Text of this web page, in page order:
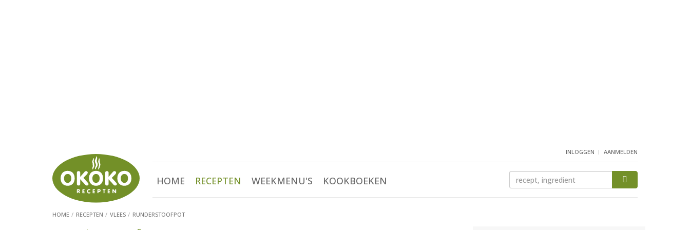
INLOGGEN AANMELDEN
HOME RECEPTEN WEEKMENU'S KOOKBOEKEN
HOME RECEPTEN VLEES RUNDERSTOOFPOT